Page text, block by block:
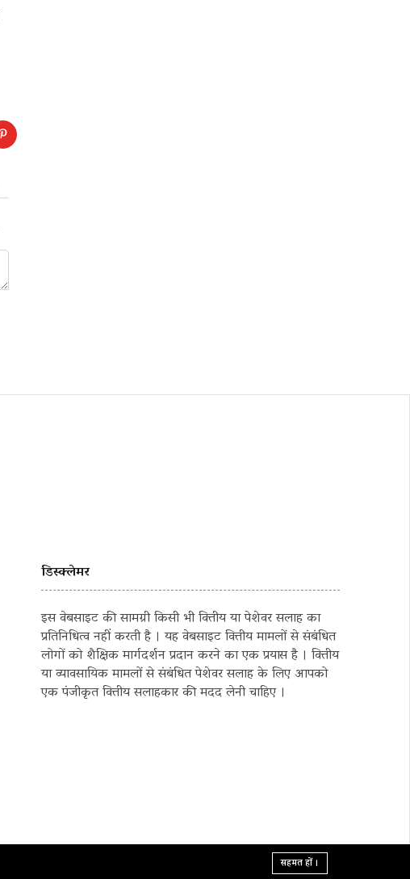
डिस्क्लेमर
इस वेबसाइट की सामग्री किसी भी वित्तीय या पेशेवर सलाह का
प्रतिनिधित्व नहीं करती है । यह वेबसाइट वित्तीय मामलों से संबंधित
लोगों को शैक्षिक मार्गदर्शन प्रदान करने का एक प्रयास है । वित्तीय
या व्यावसायिक मामलों से संबंधित पेशेवर सलाह के लिए आपको
एक पंजीकृत वित्तीय सलाहकार की मदद लेनी चाहिए ।
सहमत हों ।